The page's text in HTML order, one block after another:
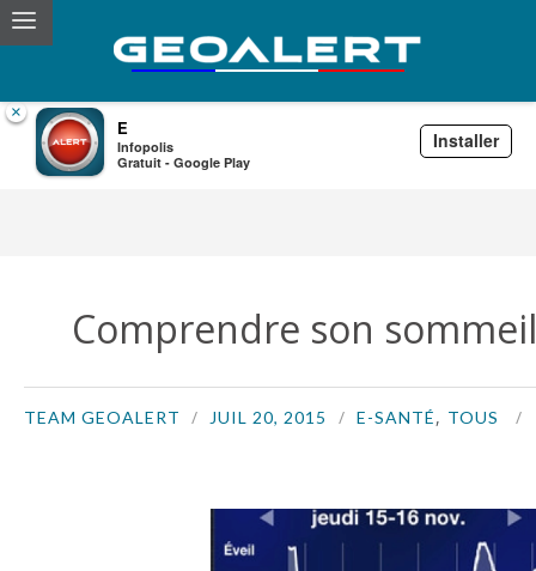
×
E
Infopolis
Gratuit - Google Play
Installer
E-Santé
Comprendre son
TEAM GEOALERT JUIL 20, 2015 E-SANTÉ, TOUS